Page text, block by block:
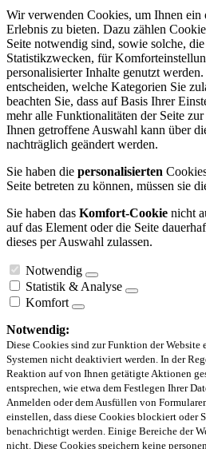
Wir verwenden Cookies, um Ihnen ein
Erlebnis zu bieten. Dazu zählen
Seite notwendig sind, sowie solche,
Statistikzwecken, für
personalisierter Inhalte genutzt
entscheiden, welche Kategorien Sie
beachten Sie, dass auf Basis Ihrer
mehr alle Funktionalitäten der Seite
Ihnen getroffene Auswahl kann über
nachträglich geändert werden.
Sie haben die personalisierten
Seite betreten zu können, müssen sie
Sie haben das Komfort-Cookie nicht
auf das Element oder die Seite
dieses per Auswahl zulassen.
Notwendig
Statistik & Analyse
Komfort
Notwendig:
Diese Cookies sind zur Funktion der
Systemen nicht deaktiviert werden. In der
Reaktion auf von Ihnen getätigte Aktionen
entsprechen, wie etwa dem Festlegen Ihrer
Anmelden oder dem Ausfüllen von
einstellen, dass diese Cookies blockiert oder
benachrichtigt werden. Einige Bereiche der
nicht. Diese Cookies speichern keine